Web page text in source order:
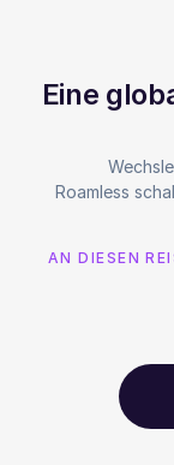
Eine
Roamless
AN DIESEN